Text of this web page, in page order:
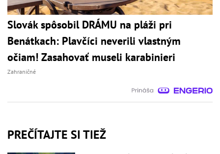
Slovák spôsobil DRÁMU na pláži pri
Benátkach: Plavčíci neverili vlastným
očiam! Zasahovať museli karabinieri
Zahraničné
PREČÍTAJTE SI TIEŽ